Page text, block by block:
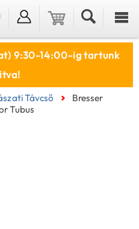
9:30-14:00-ig tartunk
Távcső
Bresser
Tubus